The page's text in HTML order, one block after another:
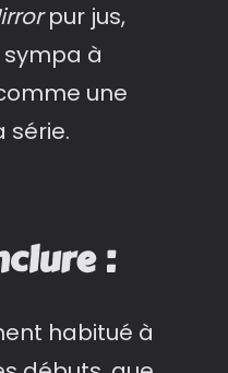
pur jus,
sympa à
une
série.
:
habitué à